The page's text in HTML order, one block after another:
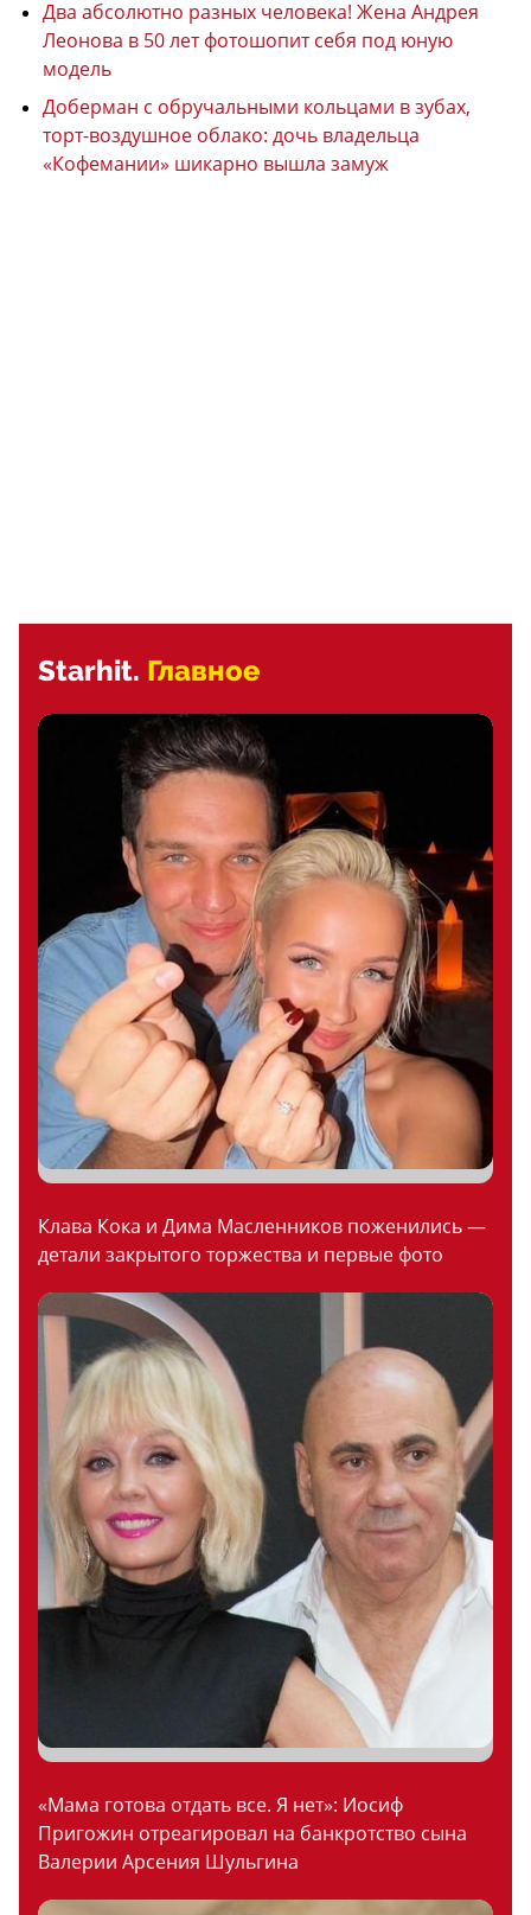
Два абсолютно разных человека! Жена Андрея
Леонова в 50 лет фотошопит себя под юную
модель
Доберман с обручальными кольцами в зубах,
торт-воздушное облако: дочь владельца
«Кофемании» шикарно вышла замуж
Starhit. Главное
Клава Кока и Дима Масленников поженились —
детали закрытого торжества и первые фото
«Мама готова отдать все. Я нет»: Иосиф
Пригожин отреагировал на банкротство сына
Валерии Арсения Шульгина